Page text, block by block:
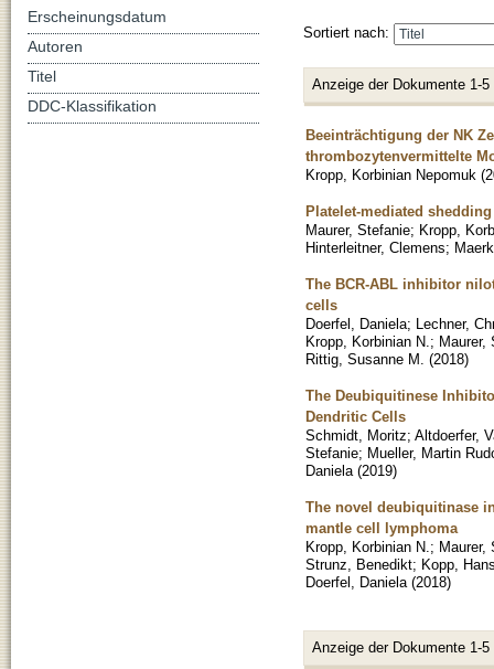
Sortiert nach:
Anzeige der Dokumente 1-5
Beeinträchtigung der NK
thrombozytenvermittelte
Kropp, Korbinian Nepomuk (
Platelet-mediated
Maurer, Stefanie; Kropp,
Hinterleitner, Clemens;
The BCR-ABL inhibitor
cells
Doerfel, Daniela; Lechner,
Kropp, Korbinian N. ; Maurer,
Rittig, Susanne M. (2018)
The Deubiquitinese
Dendritic Cells
Schmidt, Moritz; Altdoerfer,
Stefanie; Mueller, Martin
Daniela (2019)
The novel deubiquitinase
mantle cell lymphoma
Kropp, Korbinian N. ; Maurer,
Strunz, Benedikt; Kopp,
Doerfel, Daniela (2018)
Anzeige der Dokumente 1-5
Erscheinungsdatum
Autoren
Titel
DDC-Klassifikation